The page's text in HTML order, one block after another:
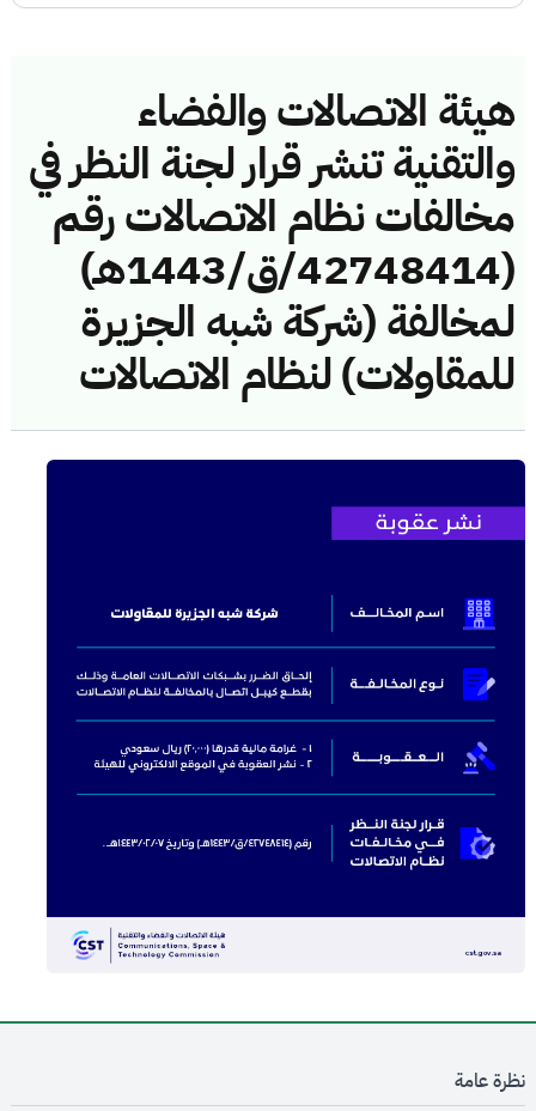
هيئة الاتصالات والفضاء
والتقنية تنشر قرار لجنة النظر في
مخالفات نظام الاتصالات رقم
(42748414/ق/1443هـ)
لمخالفة (شركة شبه الجزيرة
للمقاولات) لنظام الاتصالات
نظرة عامة